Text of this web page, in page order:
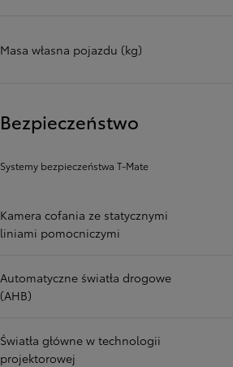
Masa własna pojazdu (kg)
Bezpieczeństwo
Systemy bezpieczeństwa T-Mate
Kamera cofania ze statycznymi
liniami pomocniczymi
Automatyczne światła drogowe
(AHB)
Światła główne w technologii
projektorowej